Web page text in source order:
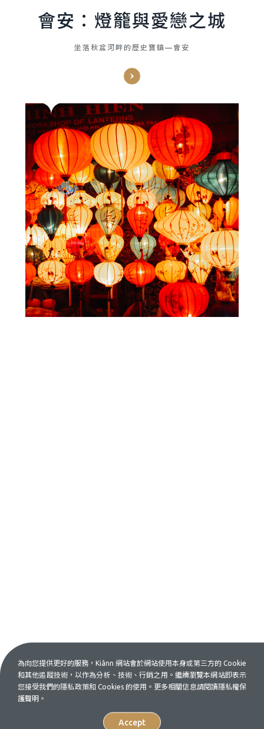
會安：燈籠與愛戀之城
坐落秋盆河畔的歷史寶鎮—會安
為向您提供更好的服務，Kiânn 網站會於網站使用本身或第三方的 Cookie
和其他追蹤技術，以作為分析、技術、行銷之用。繼續瀏覽本網站即表示
您接受我們的隱私政策和 Cookies 的使用。更多相關信息請閱讀隱私權保
護聲明。
Accept